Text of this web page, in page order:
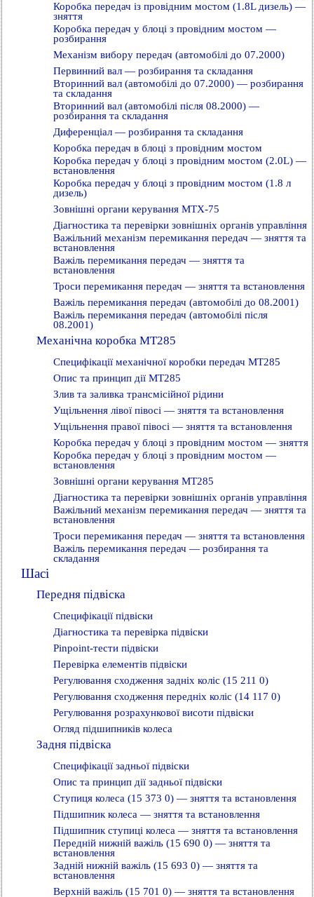
Коробка передач із провідним мостом (1.8L дизель) —
зняття
Коробка передач у блоці з провідним мостом —
розбирання
Механізм вибору передач (автомобілі до 07.2000)
Первинний вал — розбирання та складання
Вторинний вал (автомобілі до 07.2000) — розбирання
та складання
Вторинний вал (автомобілі після 08.2000) —
розбирання та складання
Диференціал — розбирання та складання
Коробка передач в блоці з провідним мостом
Коробка передач у блоці з провідним мостом (2.0L) —
встановлення
Коробка передач у блоці з провідним мостом (1.8 л
дизель)
Зовнішні органи керування MTX-75
Діагностика та перевірки зовнішніх органів управління
Важільний механізм перемикання передач — зняття та
встановлення
Важіль перемикання передач — зняття та
встановлення
Троси перемикання передач — зняття та встановлення
Важіль перемикання передач (автомобілі до 08.2001)
Важіль перемикання передач (автомобілі після
08.2001)
Механічна коробка MT285
Специфікації механічної коробки передач MT285
Опис та принцип дії MT285
Злив та заливка трансмісійної рідини
Ущільнення лівої півосі — зняття та встановлення
Ущільнення правої півосі — зняття та встановлення
Коробка передач у блоці з провідним мостом — зняття
Коробка передач у блоці з провідним мостом —
встановлення
Зовнішні органи керування MT285
Діагностика та перевірки зовнішніх органів управління
Важільний механізм перемикання передач — зняття та
встановлення
Троси перемикання передач — зняття та встановлення
Важіль перемикання передач — розбирання та
складання
Шасі
Передня підвіска
Специфікації підвіски
Діагностика та перевірка підвіски
Pinpoint-тести підвіски
Перевірка елементів підвіски
Регулювання сходження задніх коліс (15 211 0)
Регулювання сходження передніх коліс (14 117 0)
Регулювання розрахункової висоти підвіски
Огляд підшипників колеса
Задня підвіска
Специфікації задньої підвіски
Опис та принцип дії задньої підвіски
Ступиця колеса (15 373 0) — зняття та встановлення
Підшипник колеса — зняття та встановлення
Підшипник ступиці колеса — зняття та встановлення
Передній нижній важіль (15 690 0) — зняття та
встановлення
Задній нижній важіль (15 693 0) — зняття та
встановлення
Верхній важіль (15 701 0) — зняття та встановлення